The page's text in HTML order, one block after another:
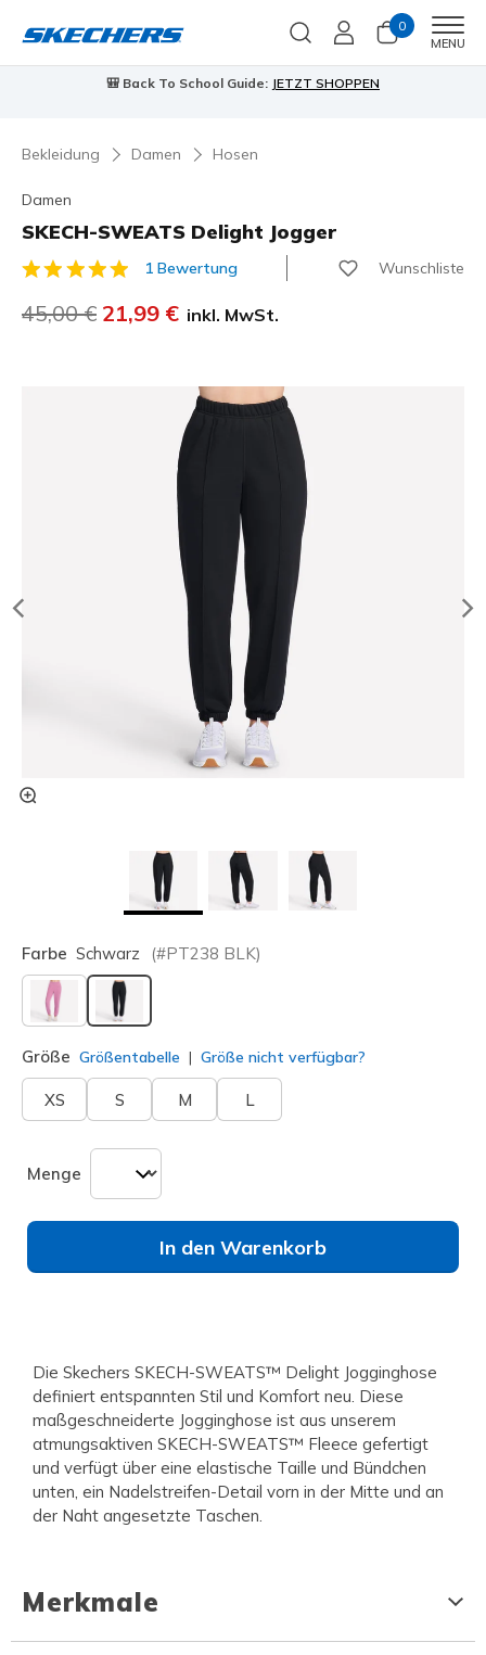
0
MENU
🎒 Back To School Guide:JETZT SHOPPEN
Bekleidung Damen Hosen
Damen
SKECH-SWEATS Delight Jogger
3,4 von 5 Kundenbewertungen
1 Bewertung Wunschliste
Reduziert von
45,00 € auf
21,99 € inkl. MwSt.
Farbe Schwarz (#PT238 BLK)
ausgewählt
Größe Größentabelle Größe nicht verfügbar?
XS S M L
Menge
In den Warenkorb
Die Skechers SKECH-SWEATS™ Delight Jogginghose
definiert entspannten Stil und Komfort neu. Diese
maßgeschneiderte Jogginghose ist aus unserem
atmungsaktiven SKECH-SWEATS™ Fleece gefertigt
und verfügt über eine elastische Taille und Bündchen
unten, ein Nadelstreifen-Detail vorn in der Mitte und an
der Naht angesetzte Taschen.
Merkmale